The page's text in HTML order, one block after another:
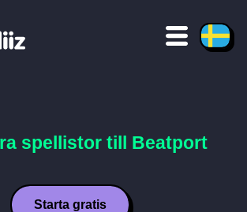
spellistor till Beatport
Starta gratis